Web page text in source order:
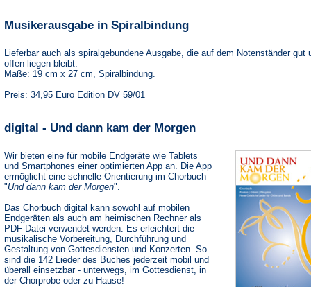
Musikerausgabe in Spiralbindung
Lieferbar auch als spiralgebundene Ausgabe, die auf dem Notenständer gut
offen liegen bleibt.
Maße: 19 cm x 27 cm, Spiralbindung.
Preis: 34,95 Euro Edition DV 59/01
digital - Und dann kam der Morgen
Wir bieten eine für mobile Endgeräte wie Tablets
und Smartphones einer optimierten App an. Die App
ermöglicht eine schnelle Orientierung im Chorbuch
"Und dann kam der Morgen".
Das Chorbuch digital kann sowohl auf mobilen
Endgeräten als auch am heimischen Rechner als
PDF-Datei verwendet werden. Es erleichtert die
musikalische Vorbereitung, Durchführung und
Gestaltung von Gottesdiensten und Konzerten. So
sind die 142 Lieder des Buches jederzeit mobil und
überall einsetzbar - unterwegs, im Gottesdienst, in
der Chorprobe oder zu Hause!